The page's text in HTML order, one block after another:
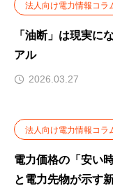
法人向け電力情報コラ
「油断」は現実に
アル
2026.03.27
法人向け電力情報コラ
電力価格の「安い時
と電力先物が示す